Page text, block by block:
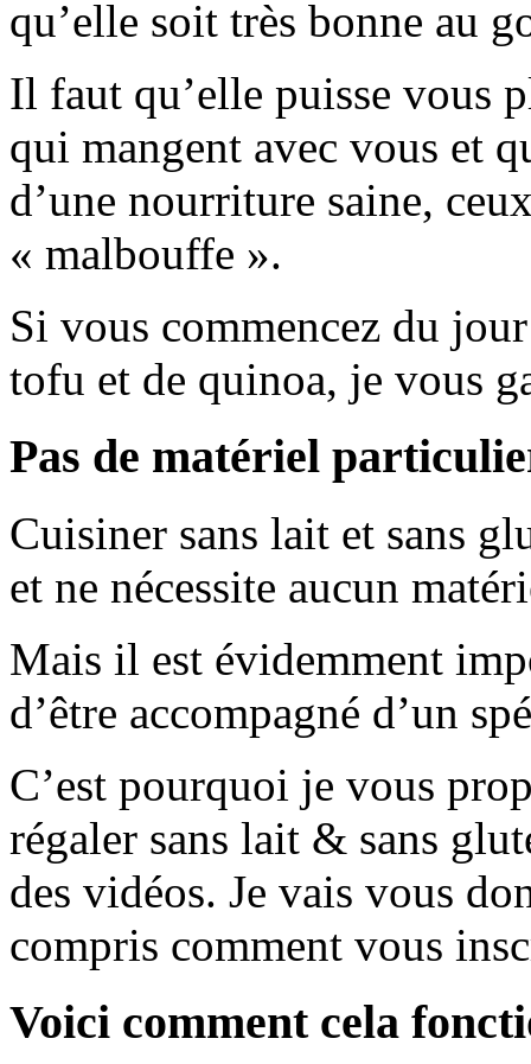
qu’elle soit très bonne au
Il faut qu’elle puisse vous
qui mangent avec vous et
d’une nourriture saine,
« malbouffe ».
Si vous commencez du
tofu et de quinoa, je vous
Pas de matériel
Cuisiner sans lait et sans
et ne nécessite aucun
Mais il est évidemment
d’être accompagné d’un
C’est pourquoi je vous
régaler sans lait & sans
des vidéos. Je vais vous
compris comment vous
Voici comment cela